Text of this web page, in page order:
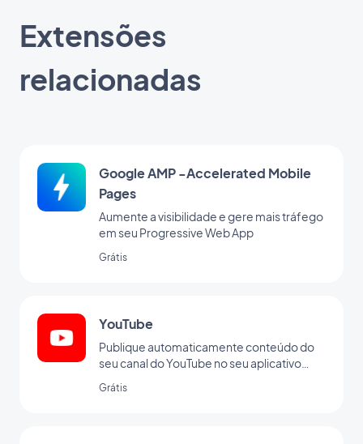
Extensões
relacionadas
Google AMP -Accelerated Mobile
Pages
Aumente a visibilidade e gere mais tráfego
em seu Progressive Web App
Grátis
YouTube
Publique automaticamente conteúdo do
seu canal do YouTube no seu aplicativo
YouTube.
Grátis